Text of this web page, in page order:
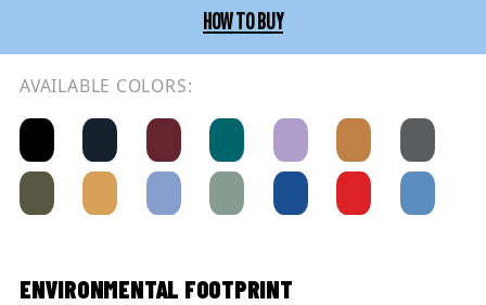
HOW TO BUY
AVAILABLE COLORS:
ENVIRONMENTAL FOOTPRINT